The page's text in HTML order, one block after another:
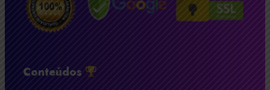
Conteúdos